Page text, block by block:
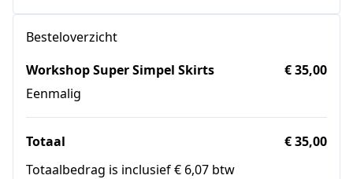
Besteloverzicht
Workshop Super Simpel Skirts
Eenmalig
€ 35,00
Totaal
€ 35,00
Totaalbedrag is inclusief € 6,07 btw